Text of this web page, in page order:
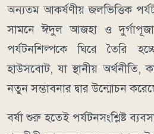
অন্যতম আকর্ষণীয় জলভিত্তিক
সামনে ঈদুল আজহা ও
পর্যটনশিল্পকে ঘিরে তৈরি
হাউসবোট, যা স্থানীয় অর্থনীতি,
নতুন সম্ভাবনার দ্বার উন্মোচন
বর্ষা শুরু হতেই পর্যটনসংশ্লিষ্ট